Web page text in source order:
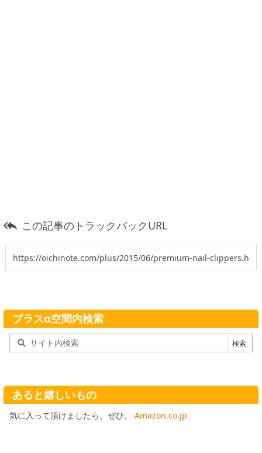
 この記事のトラックバックURL
プラスα空間内検索
あると嬉しいもの
気に入って頂けましたら、ぜひ。 Amazon.co.jp